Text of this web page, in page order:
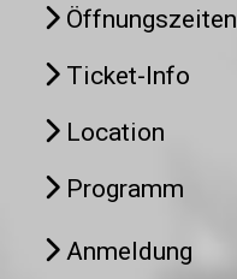
Öffnungszeiten
Ticket-Info
Location
Programm
Anmeldung